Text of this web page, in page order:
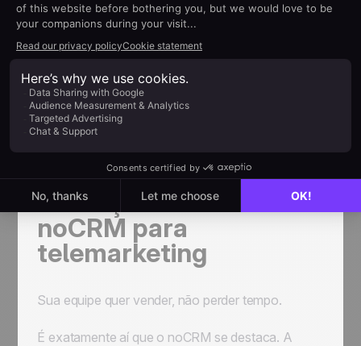
Envie e-mailsdiretamente pelo noCRM com
Estatísticas focadas em ação:
feitas, reuniões marcadas, desempenho por
lista — tudo o que realmente gera resultado e
permite avaliar a eficiência dos atendimentos.
O efeito é imediato: workflows mais fluidos,
menos cliques, mais conversas.
Começando com o
noCRM para
telemarketing
Sua equipe quer vender, não perder tempo.
É exatamente aí que o noCRM se destaca. A